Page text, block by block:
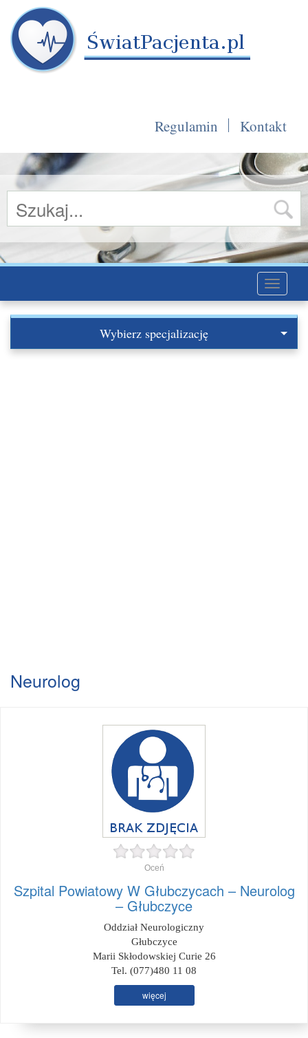
Regulamin Kontakt
Toggle
Wybierz specjalizację
Neurolog
Oceń
Szpital Powiatowy W Głubczycach – Neurolog
– Głubczyce
Oddział Neurologiczny
Głubczyce
Marii Skłodowskiej Curie 26
Tel. (077)480 11 08
więcej